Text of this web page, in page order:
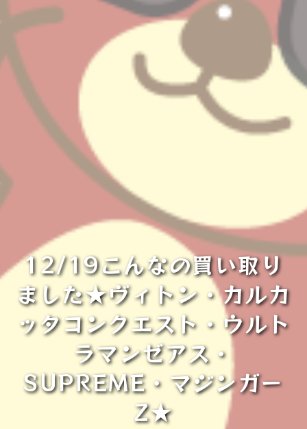
12/19こんなの買い取り
ました★ヴィトン・カルカ
ッタコンクエスト・ウルト
ラマンゼアス・
SUPREME・マジンガー
Z★